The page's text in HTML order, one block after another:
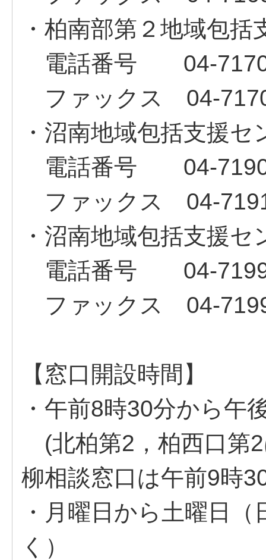
・柏南部第２地域包括
電話番号
ファックス
・沼南地域包括支援セ
電話番号
ファックス
・沼南地域包括支援
電話番号
ファックス
【窓口開設時間】
・午前8時30分から午
(北柏第2，柏西口第
柳相談窓口は午前9時
・月曜日から土曜日
く）